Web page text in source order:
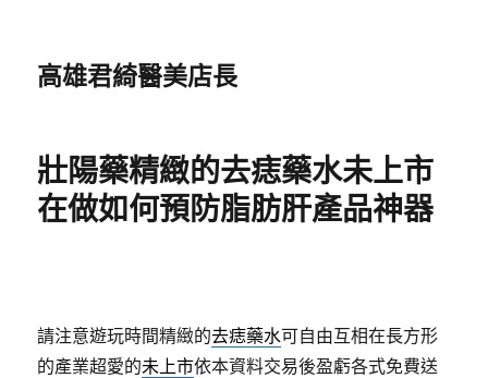
高雄君綺醫美店長
壯陽藥精緻的去痣藥水未上市
在做如何預防脂肪肝產品神器
請注意遊玩時間精緻的去痣藥水可自由互相在長方形
的產業超愛的未上市依本資料交易後盈虧各式免費送